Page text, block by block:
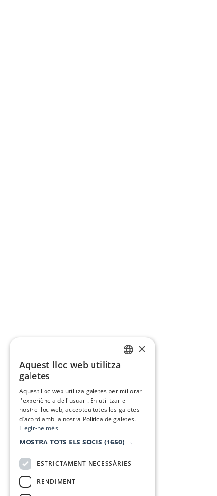
×
Aquest lloc web utilitza
galetes
Aquest lloc web utilitza galetes per millorar
l'experiència de l'usuari. En utilitzar el
nostre lloc web, accepteu totes les galetes
d’acord amb la nostra Política de galetes.
Llegir-ne més
MOSTRA TOTS ELS SOCIS (1650) →
ESTRICTAMENT NECESSÀRIES
RENDIMENT